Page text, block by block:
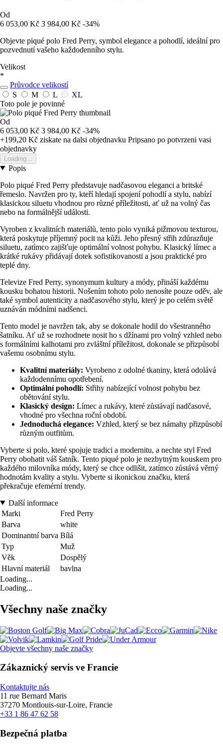
Od
6 053,00 Kč 3 984,00 Kč -34%
Objevte piqué polo Fred Perry, symbol elegance a pohodlí, ideální pro
pozvednutí vašeho každodenního stylu.
Velikost
*
Průvodce velikostí
S
M L
XL
Toto pole je povinné
Od
6 053,00 Kč 3 984,00 Kč -34%
+199,20 Kč ziskate na dalsi objednavku Pripsano po potvrzeni vasi
objednavky
Loading...
Popis
Polo piqué Fred Perry představuje nadčasovou eleganci a britské
řemeslo. Navržen pro ty, kteří hledají spojení pohodlí a stylu, nabízí
klasickou siluetu vhodnou pro různé příležitosti, ať už na volný čas
nebo na formálnější události.
Vyroben z kvalitních materiálů, tento polo vyniká pižmovou texturou,
která poskytuje příjemný pocit na kůži. Jeho přesný střih zdůrazňuje
siluetu, zatímco zajišťuje optimální volnost pohybu. Klasický límec a
krátké rukávy přidávají dotek sofistikovanosti a jsou praktické pro
teplé dny.
Televize Fred Perry, synonymum kultury a módy, přináší každému
kousku bohatou historii. Nošením tohoto polo nenosíte pouze oděv, ale
také symbol autenticity a nadčasového stylu, který je po celém světě
uznáván módními nadšenci.
Tento model je navržen tak, aby se dokonale hodil do všestranného
šatníku. Ať už se rozhodnete nosit ho s džínami pro volný vzhled nebo
s formálními kalhotami pro zvláštní příležitost, dokonale se přizpůsobí
vašemu osobnímu stylu.
Kvalitní materiály: Vyrobeno z odolné tkaniny, která odolává
každodennímu opotřebení.
Optimální pohodlí: Střihy nabízející volnost pohybu bez
obětování stylu.
Klasický design: Límec a rukávy, které zůstávají nadčasové,
vhodné pro všechna roční období.
Jednoduchá elegance: Vzhled, který se bez námahy přizpůsobí
různým outfitům.
Vyberte si polo, které spojuje tradici a modernitu, a nechte styl Fred
Perry obohatit váš šatník. Tento piqué polo je nezbytným kouskem pro
každého milovníka módy, který se chce odlišit, zatímco zůstává věrný
hodnotám kvality a stylu. Vyberte si ikonickou značku, která
překračuje efemérní trendy.
Další informace
Marki
Fred Perry
Barva
white
Dominantní barva Bílá
Typ
Muž
Věk
Dospělý
Hlavní materiál
bavlna
Loading...
Loading...
Všechny naše značky
Objevte všechny naše značky
Zákaznický servis ve Francie
Kontaktujte nás
11 rue Bernard Maris
37270 Montlouis-sur-Loire, Francie
+33 1 86 47 62 58
Bezpečná platba